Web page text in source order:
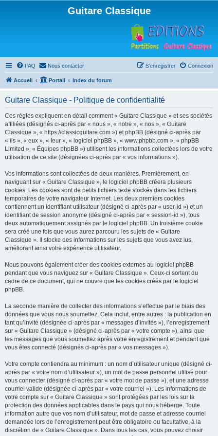
Guitare Classique
FAQ Nous contacter Connexion
S’enregistrer
Accueil Portail Index du forum
Guitare Classique - Politique de confidentialité
Ces règles expliquent en détail comment « Guitare Classique » et ses sociétés
affiliées (désignés ci-après par « nous », « notre », « nos », « Guitare
Classique », « https://classicguitare.com ») et phpBB (désigné ci-après par
« ils », « eux », « leur », « logiciel phpBB », « www.phpbb.com », « phpBB
Limited », « Équipes phpBB ») utilisent les informations collectées lors de votre
utilisation de ce site (désignées ci-après par « vos informations »).
Vos informations sont collectées de deux manières. Premièrement, en
naviguant sur « Guitare Classique », le logiciel phpBB créera plusieurs
cookies. Les cookies sont de petits fichiers texte stockés dans les fichiers
temporaires de votre navigateur Internet. Les deux premiers cookies
contiennent un identifiant utilisateur (désigné ci-après par « user-id ») et un
identifiant de session anonyme (désigné ci-après par « session-id »), tous
deux automatiquement assignés par le logiciel phpBB. Un troisième cookie
sera créé une fois que vous aurez parcouru les sujets de « Guitare
Classique ». Il stocke des informations sur les sujets que vous avez lus,
améliorant ainsi votre expérience utilisateur.
Nous pouvons également créer des cookies externes au logiciel phpBB
pendant que vous naviguez sur « Guitare Classique ». Ceux-ci sortent du
cadre de ce document, qui ne couvre que les cookies créés par le logiciel
phpBB.
La seconde manière de collecter des informations s’effectue par le biais des
données que vous nous soumettez. Cela inclut, entre autres : la publication en
tant qu’invité (désignée ci-après par « messages d’invités »), l’enregistrement
sur « Guitare Classique » (désigné ci-après par « votre compte »), ainsi que
les messages que vous soumettez après votre enregistrement et pendant que
vous êtes connecté (désignés ci-après par « vos messages »).
Votre compte contiendra au minimum : un nom d’utilisateur unique (désigné ci-
après par « votre nom d’utilisateur »), un mot de passe personnel utilisé pour
vous connecter (désigné ci-après par « votre mot de passe »), et une adresse
courriel valide (désignée ci-après par « votre courriel »). Les informations de
votre compte sur « Guitare Classique » sont protégées par les lois sur la
protection des données applicables dans le pays qui nous héberge. Toute
information autre que vos nom d’utilisateur, mot de passe et adresse courriel
demandée lors de l’enregistrement peut être obligatoire ou facultative, à la
discrétion de « Guitare Classique ». Dans tous les cas, vous pouvez choisir